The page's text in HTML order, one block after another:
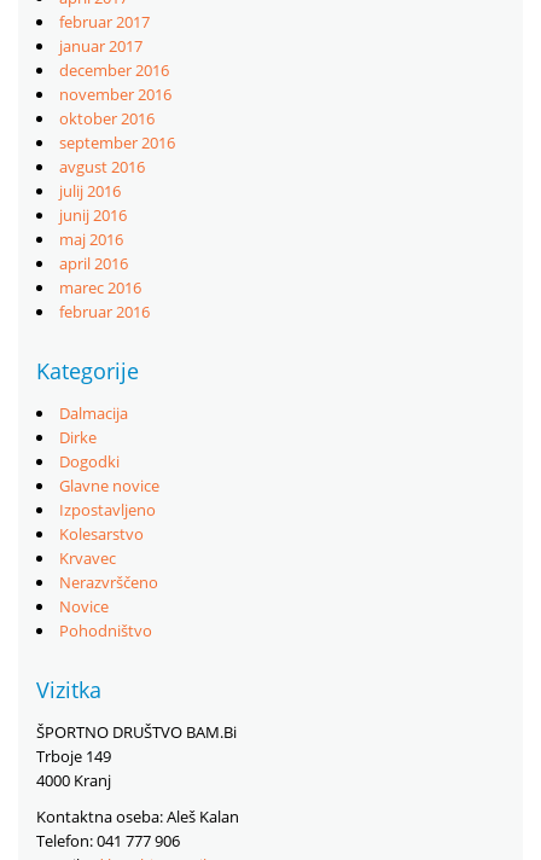
februar 2017
januar 2017
december 2016
november 2016
oktober 2016
september 2016
avgust 2016
julij 2016
junij 2016
maj 2016
april 2016
marec 2016
februar 2016
Kategorije
Dalmacija
Dirke
Dogodki
Glavne novice
Izpostavljeno
Kolesarstvo
Krvavec
Nerazvrščeno
Novice
Pohodništvo
Vizitka
ŠPORTNO DRUŠTVO BAM.Bi
Trboje 149
4000 Kranj
Kontaktna oseba: Aleš Kalan
Telefon: 041 777 906